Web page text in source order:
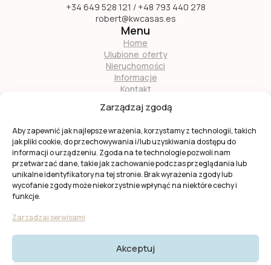
Zarządzaj zgodą
Aby zapewnić jak najlepsze wrażenia, korzystamy z technologii, takich
jak pliki cookie, do przechowywania i/lub uzyskiwania dostępu do
informacji o urządzeniu. Zgoda na te technologie pozwoli nam
przetwarzać dane, takie jak zachowanie podczas przeglądania lub
unikalne identyfikatory na tej stronie. Brak wyrażenia zgody lub
wycofanie zgody może niekorzystnie wpłynąć na niektóre cechy i
funkcje.
Zarządzaj serwisami
Akceptuj
+34 649 528 121 / +48 793 440 278
robert@kwcasas.es
Menu
Home
Ulubione oferty
Nieruchomości
Informacje
Kontakt
Zostań naszym partnerem
Ta strona jest chroniona przez